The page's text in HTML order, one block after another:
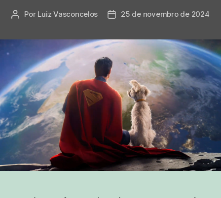
Autor
Por Luiz Vasconcelos
Data25 de novembro de 2024